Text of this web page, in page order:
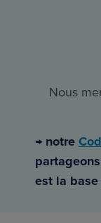
Nous
→ notre
est la